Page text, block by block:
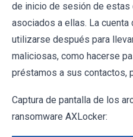
de inicio de sesión de estas
asociados a ellas. La
utilizarse después para
maliciosas, como hacerse
préstamos a sus contactos,
Captura de pantalla de los
ransomware AXLocker: